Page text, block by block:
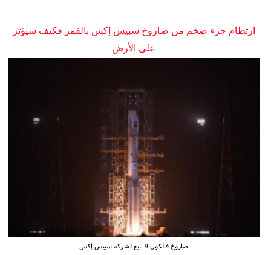
ارتطام جزء ضخم من صاروخ سبيس إكس بالقمر فكيف سيؤثر
على الأرض
صاروخ فالكون 9 تابع لشركة سبيس إكس